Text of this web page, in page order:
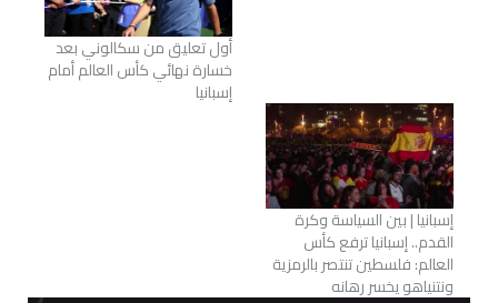
أول تعليق من سكالوني بعد
خسارة نهائي كأس العالم أمام
إسبانيا
إسبانيا | بين السياسة وكرة
القدم.. إسبانيا ترفع كأس
العالم: فلسطين تنتصر بالرمزية
ونتنياهو يخسر رهانه